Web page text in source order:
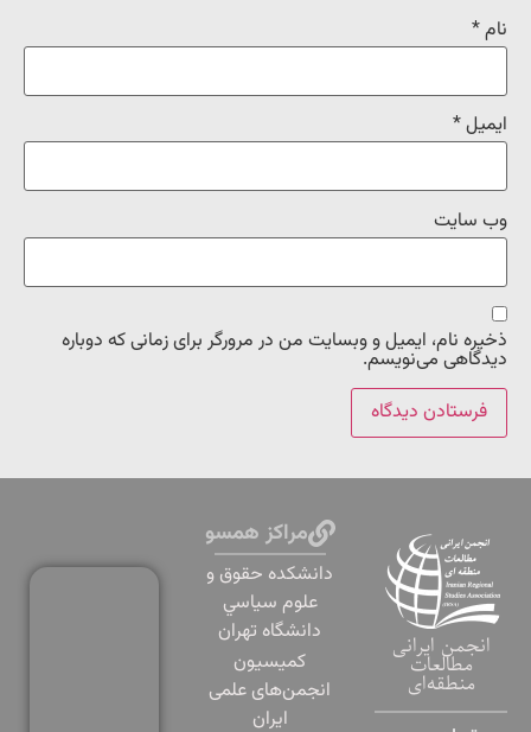
نام*
ایمیل*
وب‌ سایت
ذخیره نام، ایمیل و وبسایت من در مرورگر برای زمانی که دوباره
دیدگاهی می‌نویسم.
انجمن ایرانی
مطالعات
منطقه‌ای
مراکز همسو
دانشكده حقوق و
علوم سياسي
دانشگاه تهران
کمیسیون
انجمن‌های علمی
ایران